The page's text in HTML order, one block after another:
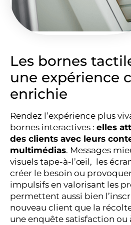
Les bornes
une expérience
enrichie
Rendez l’expérience plus
bornes interactives : elles
des clients avec leurs
multimédias. Messages
visuels tape-à-l’œil, les
créer le besoin ou
impulsifs en valorisant les
permettent aussi bien
nouveau client que la
une enquête satisfaction ou